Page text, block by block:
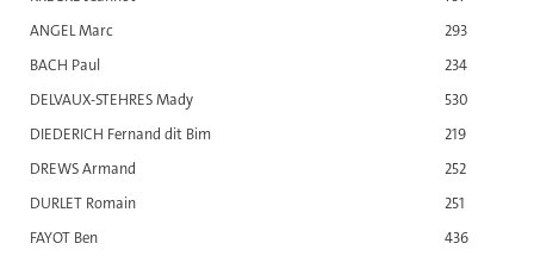
ANGEL Marc
293
BACH Paul
234
DELVAUX-STEHRES Mady
530
DIEDERICH Fernand dit Bim
219
DREWS Armand
252
DURLET Romain
251
FAYOT Ben
436